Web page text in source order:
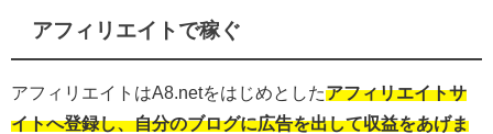
アフィリエイトで稼ぐ
アフィリエイトはA8.netをはじめとしたアフィリエイトサ
イトへ登録し、自分のブログに広告を出して収益をあげま